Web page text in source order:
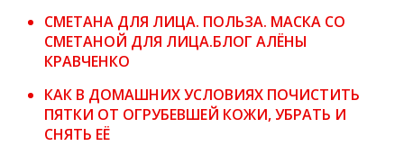
СМЕТАНА ДЛЯ ЛИЦА. ПОЛЬЗА. МАСКА СО
СМЕТАНОЙ ДЛЯ ЛИЦА.БЛОГ АЛЁНЫ
КРАВЧЕНКО
КАК В ДОМАШНИХ УСЛОВИЯХ ПОЧИСТИТЬ
ПЯТКИ ОТ ОГРУБЕВШЕЙ КОЖИ, УБРАТЬ И
СНЯТЬ ЕЁ